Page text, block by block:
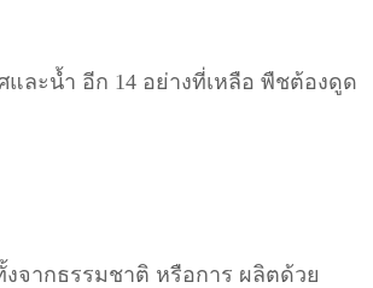
ละน้ำ อีก 14 อย่างที่เหลือ พืชต้องดูด
จากธรรมชาติ หรือการ ผลิตด้วย